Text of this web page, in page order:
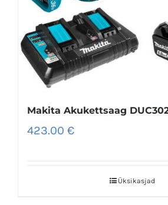
Makita Akukettsaag
423.00 €
Üksikasjad